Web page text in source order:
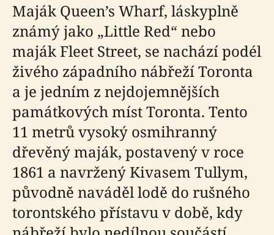
Maják Queen’s Wharf, láskyplně
známý jako „Little Red“ nebo
maják Fleet Street, se nachází podél
živého západního nábřeží Toronta
a je jedním z nejdojemnějších
památkových míst Toronta. Tento
11 metrů vysoký osmihranný
dřevěný maják, postavený v roce
1861 a navržený Kivasem Tullym,
původně naváděl lodě do rušného
torontského přístavu v době, kdy